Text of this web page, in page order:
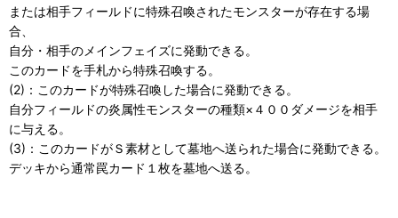
または相手フィールドに特殊召喚されたモンスターが存在する場
合、
自分・相手のメインフェイズに発動できる。
このカードを手札から特殊召喚する。
(2)：このカードが特殊召喚した場合に発動できる。
自分フィールドの炎属性モンスターの種類×４００ダメージを相手
に与える。
(3)：このカードがＳ素材として墓地へ送られた場合に発動できる。
デッキから通常罠カード１枚を墓地へ送る。